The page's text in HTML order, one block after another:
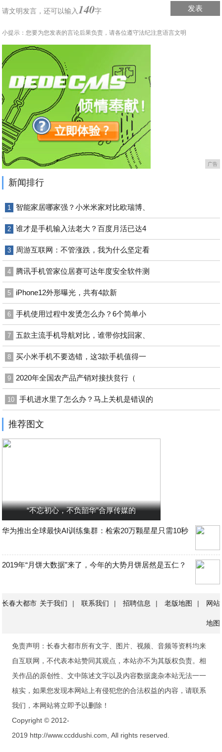
请文明发言，还可以输入 140字 发表
小提示：您要为您发表的言论后果负责，请各位遵守法纪注意语言文明
广告
新闻排行
1 智能家居哪家强？小米米家对比欧瑞博、
2 谁才是手机输入法老大？百度月活已达4
3 周游互联网：不管涨跌，我为什么坚定看
4 腾讯手机管家位居赛可达年度安全软件测
5 iPhone12外形曝光，共有4款新
6 手机使用过程中发烫怎么办？6个简单小
7 五款主流手机导航对比，谁带你找回家、
8 买小米手机不要选错，这3款手机值得一
9 2020年全国农产品产销对接扶贫行（
10 手机进水里了怎么办？马上关机是错误的
推荐图文
“不忘初心，不负韶华”合厚传媒的
华为推出全球最快AI训练集群：检索20万颗星星只需10秒
2019年“月饼大数据”来了，今年的大势月饼居然是五仁？
长春大都市 关于我们 | 联系我们 | 招聘信息 | 老版地图 | 网站
地图
免责声明：长春大都市所有文字、图片、视频、音频等资料均来
自互联网，不代表本站赞同其观点，本站亦不为其版权负责。相
关作品的原创性、文中陈述文字以及内容数据庞杂本站无法一一
核实，如果您发现本网站上有侵犯您的合法权益的内容，请联系
我们，本网站将立即予以删除！
Copyright © 2012-
2019 http://www.ccddushi.com, All rights reserved.